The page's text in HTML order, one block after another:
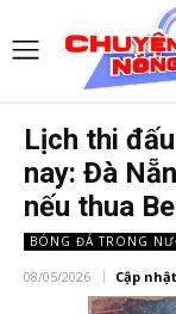
Lịch thi
nay: Đà
nếu thua
BÓNG ĐÁ TRONG
08/05/2026 Cập